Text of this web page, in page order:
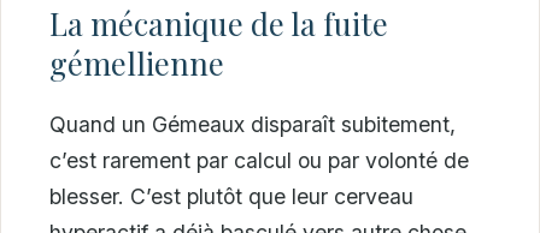
La mécanique de la fuite
gémellienne
Quand un Gémeaux disparaît subitement,
c’est rarement par calcul ou par volonté de
blesser. C’est plutôt que leur cerveau